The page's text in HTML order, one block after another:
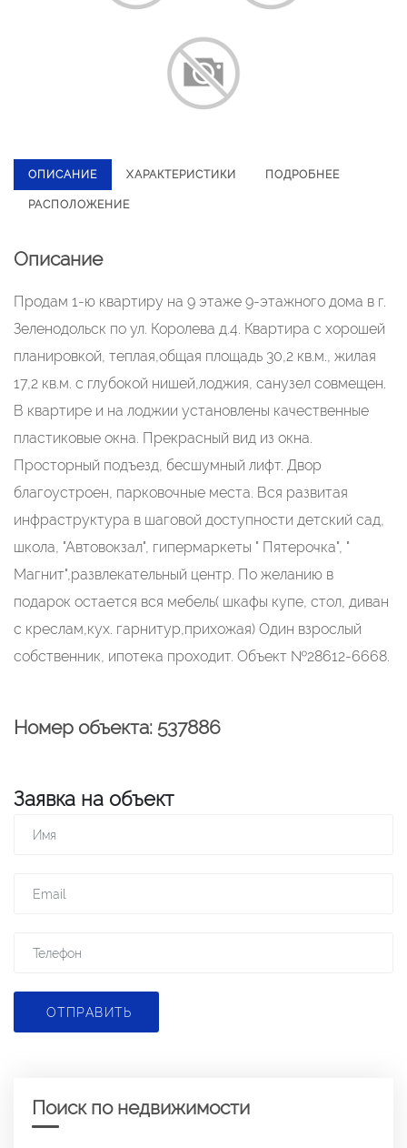
ОПИСАНИЕ ХАРАКТЕРИСТИКИ ПОДРОБНЕЕ
РАСПОЛОЖЕНИЕ
Описание
Продам 1-ю квартиру на 9 этаже 9-этажного дома в г.
Зеленодольск по ул. Королева д.4. Квартира с хорошей
планировкой, теплая,общая площадь 30,2 кв.м., жилая
17,2 кв.м. с глубокой нишей,лоджия, санузел совмещен.
В квартире и на лоджии установлены качественные
пластиковые окна. Прекрасный вид из окна.
Просторный подъезд, бесшумный лифт. Двор
благоустроен, парковочные места. Вся развитая
инфраструктура в шаговой доступности детский сад,
школа, "Автовокзал", гипермаркеты " Пятерочка", "
Магнит",развлекательный центр. По желанию в
подарок остается вся мебель( шкафы купе, стол, диван
с креслам,кух. гарнитур,прихожая) Один взрослый
собственник, ипотека проходит. Объект №28612-6668.
Номер объекта: 537886
Заявка на объект
ОТПРАВИТЬ
Поиск по недвижимости